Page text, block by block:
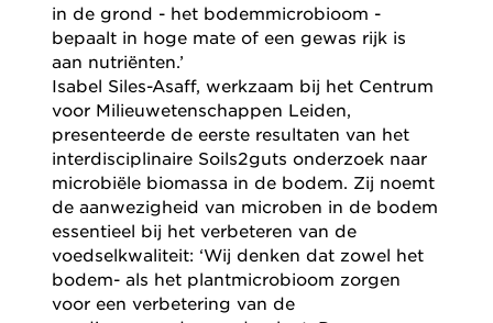
in de grond - het bodemmicrobioom -
bepaalt in hoge mate of een gewas rijk is
aan nutriënten.’
Isabel Siles-Asaff, werkzaam bij het Centrum
voor Milieuwetenschappen Leiden,
presenteerde de eerste resultaten van het
interdisciplinaire Soils2guts onderzoek naar
microbiële biomassa in de bodem. Zij noemt
de aanwezigheid van microben in de bodem
essentieel bij het verbeteren van de
voedselkwaliteit: ‘Wij denken dat zowel het
bodem- als het plantmicrobioom zorgen
voor een verbetering van de